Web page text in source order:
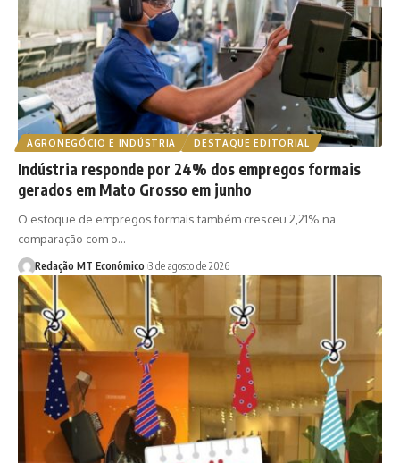
AGRONEGÓCIO E INDÚSTRIA DESTAQUE EDITORIAL
Indústria responde por 24% dos empregos formais
gerados em Mato Grosso em junho
O estoque de empregos formais também cresceu 2,21% na
comparação com o…
Redação MT Econômico 3 de agosto de 2026